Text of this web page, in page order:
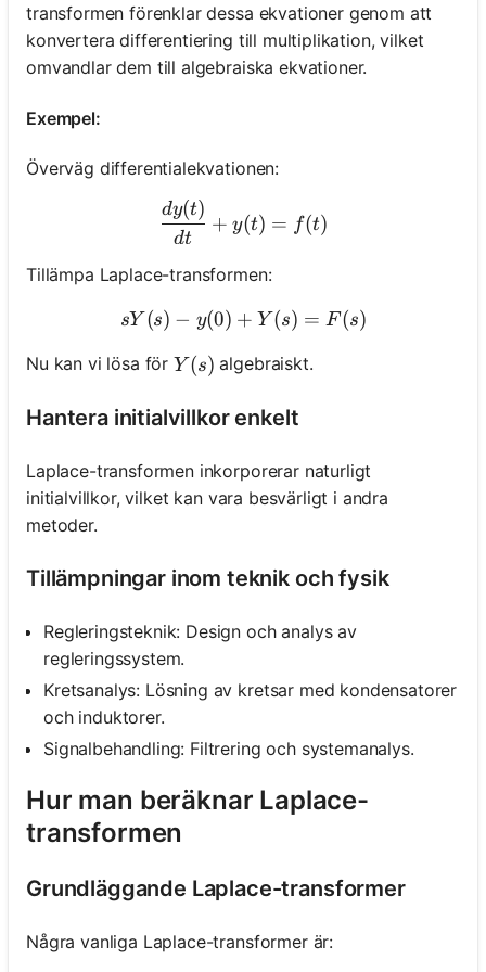
transformen förenklar dessa ekvationer genom att
konvertera differentiering till multiplikation, vilket
omvandlar dem till algebraiska ekvationer.
Exempel:
Överväg differentialekvationen:
\frac{d y(t)}{d
dt
dy(t)
+ y(t) = f(t)
Tillämpa Laplace-transformen:
s Y(s)-y(0)+Y(s)=F(s)
sY (s) − y(0) + Y (s) = F (s)
Nu kan vi lösa för Y(s)
Y (s) algebraiskt.
Hantera initialvillkor enkelt
Laplace-transformen inkorporerar naturligt
initialvillkor, vilket kan vara besvärligt i andra
metoder.
Tillämpningar inom teknik och fysik
Regleringsteknik: Design och analys av
regleringssystem.
Kretsanalys: Lösning av kretsar med kondensatorer
och induktorer.
Signalbehandling: Filtrering och systemanalys.
Hur man beräknar Laplace-
transformen
Grundläggande Laplace-transformer
Några vanliga Laplace-transformer är: